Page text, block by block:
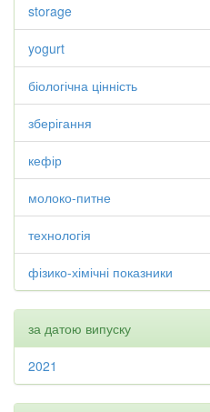
storage
yogurt
біологічна цінність
зберігання
кефір
молоко-питне
технологія
фізико-хімічні показники
за датою випуску
2021